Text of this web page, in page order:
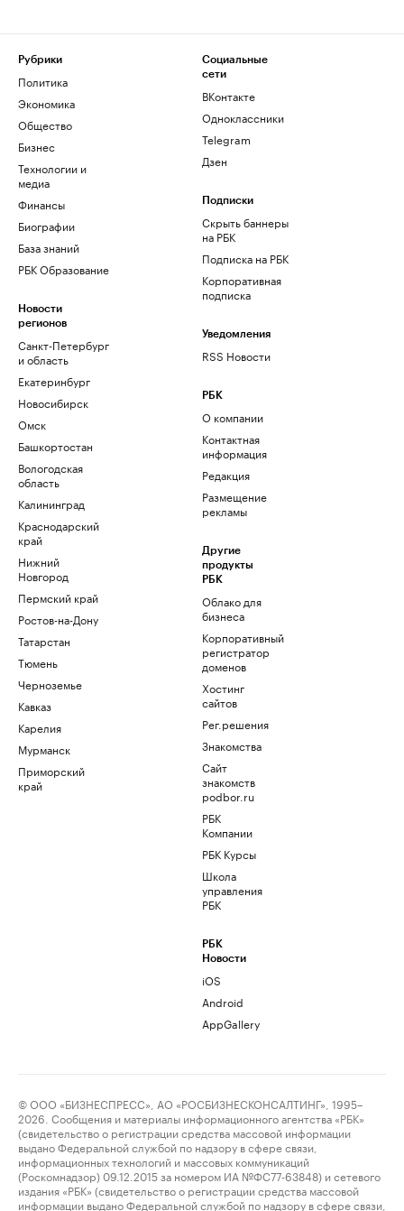
Рубрики
Политика
Экономика
Общество
Бизнес
Технологии и
медиа
Финансы
Биографии
База знаний
РБК Образование
Новости
регионов
Санкт-Петербург
и область
Екатеринбург
Новосибирск
Омск
Башкортостан
Вологодская
область
Калининград
Краснодарский
край
Нижний
Новгород
Пермский край
Ростов-на-Дону
Татарстан
Тюмень
Черноземье
Кавказ
Карелия
Мурманск
Приморский
край
Социальные
сети
ВКонтакте
Одноклассники
Telegram
Дзен
Подписки
Скрыть баннеры
на РБК
Подписка на РБК
Корпоративная
подписка
Уведомления
RSS Новости
РБК
О компании
Контактная
информация
Редакция
Размещение
рекламы
Другие
продукты
РБК
Облако для
бизнеса
Корпоративный
регистратор
доменов
Хостинг
сайтов
Рег.решения
Знакомства
Сайт
знакомств
podbor.ru
РБК
Компании
РБК Курсы
Школа
управления
РБК
РБК
Новости
iOS
Android
AppGallery
© ООО «БИЗНЕСПРЕСС», АО «РОСБИЗНЕСКОНСАЛТИНГ», 1995–
2026. Сообщения и материалы информационного агентства «РБК»
(свидетельство о регистрации средства массовой информации
выдано Федеральной службой по надзору в сфере связи,
информационных технологий и массовых коммуникаций
(Роскомнадзор) 09.12.2015 за номером ИА №ФС77-63848) и сетевого
издания «РБК» (свидетельство о регистрации средства массовой
информации выдано Федеральной службой по надзору в сфере связи,